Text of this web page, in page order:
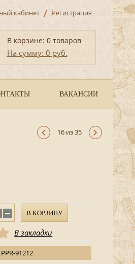
кабинет / Регистрация
В корзине: 0 товаров
На сумму: 0 руб.
ВАКАНСИИ
16 из 35
В КОРЗИНУ
В закладки
PPR-91212